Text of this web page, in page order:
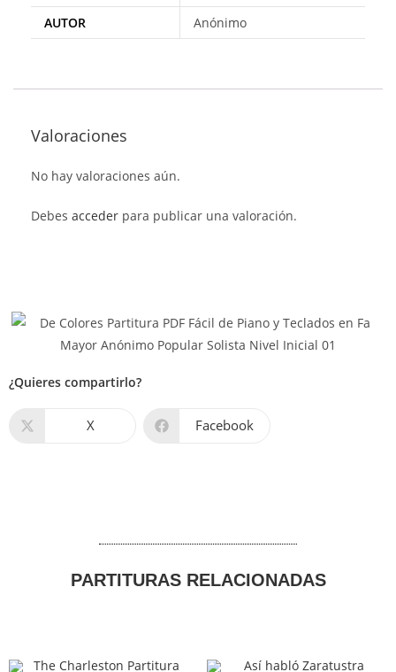
¿Quieres compartirlo?
X Facebook
AUTOR Anónimo
Valoraciones
No hay valoraciones aún.
Debes acceder para publicar una valoración.
PARTITURAS RELACIONADAS